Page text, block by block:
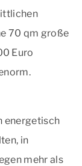
70 qm große
Euro
energetisch
in
mehr als